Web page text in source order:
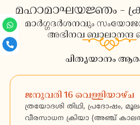
മഹാമാഘയജ്ഞം -
മാർഗ്ഗദർശനവും
അഭിനവ
പിതൃയാനം
ജനുവരി 16 വെള്ളിയാഴ്ച
ത്രയോദശി തിഥി, പ്രദോഷം,
വീരസാധന ക്രിയാ (അഞ്ച്
Whatsapp
Phone-
alt